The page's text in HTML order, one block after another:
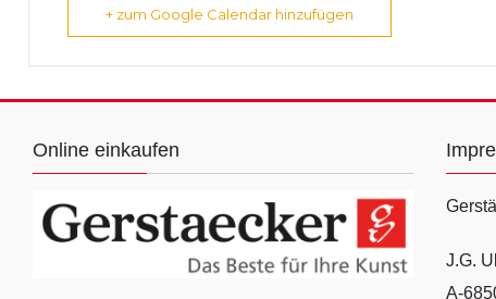
+ zum Google Calendar hinzufügen
Online einkaufen
J.G.
A-